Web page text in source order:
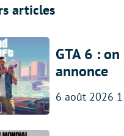
articles
GTA 6 :
annonce
6 août 2026